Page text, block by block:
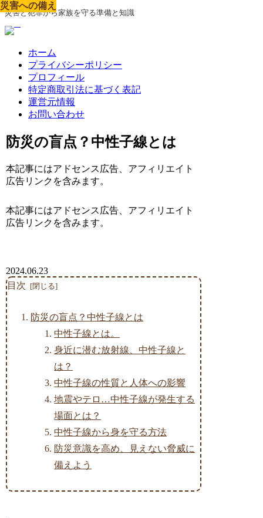
災害と犯罪から家族を守る準備と知識
ホーム
プライバシーポリシー
プロフィール
特定商取引法に基づく表記
運営元情報
お問い合わせ
防災の盲点？中性子線とは
本記事にはアドセンス広告、アフィリエイト
広告リンクを含みます。
本記事にはアドセンス広告、アフィリエイト
広告リンクを含みます。
災害への備え
2024.06.23
目次
防災の盲点？中性子線とは
中性子線とは。
身近に潜む放射線、中性子線と
は？
中性子線の性質と人体への影響
地震やテロ…中性子線が発生する
場面とは？
中性子線から身を守る方法
防災意識を高め、見えない脅威に
備えよう
災害への備え
災害への備え
災害への備え
災害への備え
災害への備え
災害への備え
災害への備え
災害への備え